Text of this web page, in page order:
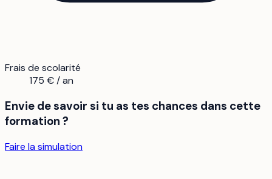
Frais de scolarité
175 € / an
Envie de savoir si tu as tes chances dans cette
formation ?
Faire la simulation